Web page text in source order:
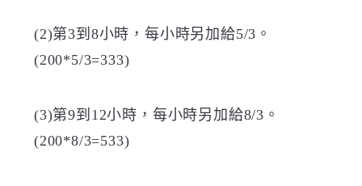
(2)第3到 8小時，每小時另加給5/3 。
(200*5/3=333)
(3)第9到 12小時，每小時另加給8/3 。
(200*8/3=533)